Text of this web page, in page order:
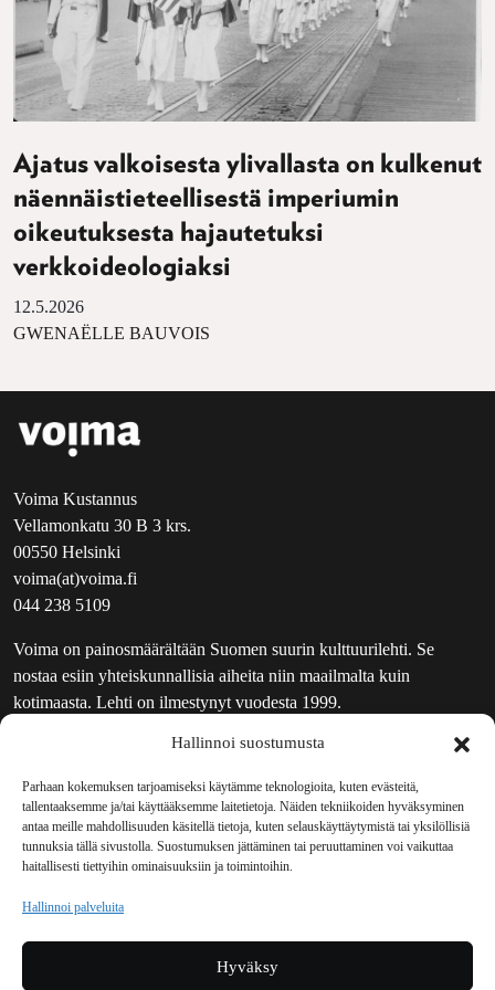
Hallinnoi suostumusta
Parhaan kokemuksen tarjoamiseksi käytämme teknologioita, kuten evästeitä,
tallentaaksemme ja/tai käyttääksemme laitetietoja. Näiden tekniikoiden hyväksyminen
antaa meille mahdollisuuden käsitellä tietoja, kuten selauskäyttäytymistä tai yksilöllisiä
tunnuksia tällä sivustolla. Suostumuksen jättäminen tai peruuttaminen voi vaikuttaa
haitallisesti tiettyihin ominaisuuksiin ja toimintoihin.
Hallinnoi palveluita
Hyväksy
Ajatus valkoisesta ylivallasta on kulkenut
näennäistieteellisestä imperiumin
oikeutuksesta hajautetuksi
verkkoideologiaksi
12.5.2026
GWENAËLLE BAUVOIS
Voima Kustannus
Vellamonkatu 30 B 3 krs.
00550 Helsinki
voima(at)voima.fi
044 238 5109
Voima on painosmäärältään Suomen suurin kulttuurilehti. Se
nostaa esiin yhteiskunnallisia aiheita niin maailmalta kuin
kotimaasta. Lehti on ilmestynyt vuodesta 1999.
UUTISKIRJE
MAINOSTAJILLE
VASTAMAINOKSET
JAKELUPAIKAT
REKISTERISELOSTE
TILAUKSEN PERUUTUSPYYNTÖ